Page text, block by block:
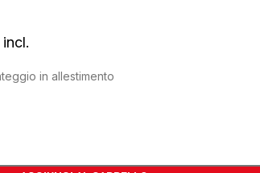
incl.
in allestimento